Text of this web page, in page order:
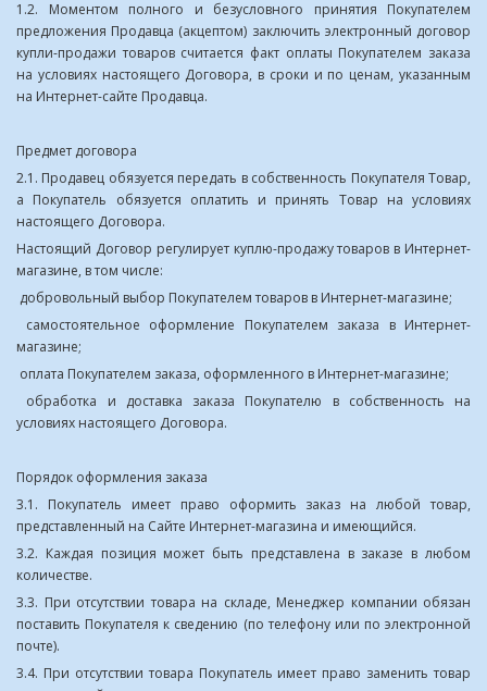
1.2. Моментом полного и безусловного принятия Покупателем
предложения Продавца (акцептом) заключить электронный договор
купли-продажи товаров считается факт оплаты Покупателем заказа
на условиях настоящего Договора, в сроки и по ценам, указанным
на Интернет-сайте Продавца.
Предмет договора
2.1. Продавец обязуется передать в собственность Покупателя Товар,
а Покупатель обязуется оплатить и принять Товар на условиях
настоящего Договора.
Настоящий Договор регулирует куплю-продажу товаров в Интернет-
магазине, в том числе:
добровольный выбор Покупателем товаров в Интернет-магазине;
самостоятельное оформление Покупателем заказа в Интернет-
магазине;
оплата Покупателем заказа, оформленного в Интернет-магазине;
обработка и доставка заказа Покупателю в собственность на
условиях настоящего Договора.
Порядок оформления заказа
3.1. Покупатель имеет право оформить заказ на любой товар,
представленный на Сайте Интернет-магазина и имеющийся.
3.2. Каждая позиция может быть представлена ​​в заказе в любом
количестве.
3.3. При отсутствии товара на складе, Менеджер компании обязан
поставить Покупателя к сведению (по телефону или по электронной
почте).
3.4. При отсутствии товара Покупатель имеет право заменить товар